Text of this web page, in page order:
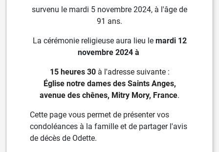
survenu le mardi 5 novembre 2024, à l'âge de
91 ans.
La cérémonie religieuse aura lieu le mardi 12
novembre 2024 à
15 heures 30à l'adresse suivante :
Église notre dames des Saints Anges,
avenue des chênes, Mitry Mory, France.
Cette page vous permet de présenter vos
condoléances à la famille et de partager l'avis
de décès de Odette.